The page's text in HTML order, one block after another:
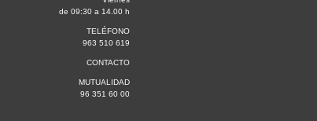
de 09:30 a 14.00 h
TELÉFONO
963 510 619
CONTACTO
MUTUALIDAD
96 351 60 00